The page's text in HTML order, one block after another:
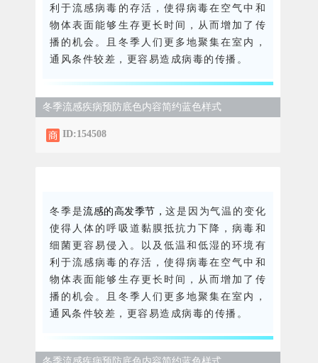
利于流感病毒的存活，使得病毒在空气中和
物体表面能够生存更长时间，从而增加了传
播的机会。且冬季人们更多地聚集在室内，
通风条件较差，更容易造成病毒的传播。
冬季流感疾病预防底色内容简约蓝色样式
ID:154508
冬季是流感的高发季节，这是因为气温的变化
使得人体的呼吸道黏膜抵抗力下降，病毒和
细菌更容易侵入。以及低温和低湿的环境有
利于流感病毒的存活，使得病毒在空气中和
物体表面能够生存更长时间，从而增加了传
播的机会。且冬季人们更多地聚集在室内，
通风条件较差，更容易造成病毒的传播。